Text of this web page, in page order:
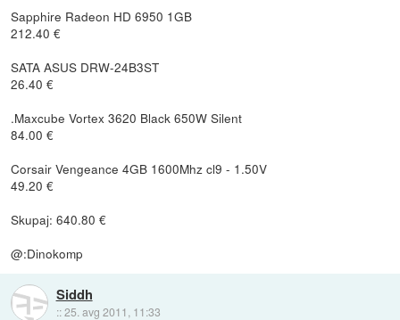
Sapphire Radeon HD 6950 1GB
212.40 €
SATA ASUS DRW-24B3ST
26.40 €
.Maxcube Vortex 3620 Black 650W Silent
84.00 €
Corsair Vengeance 4GB 1600Mhz cl9 - 1.50V
49.20 €
Skupaj: 640.80 €
@:Dinokomp
Siddh
::25. avg 2011, 11:33